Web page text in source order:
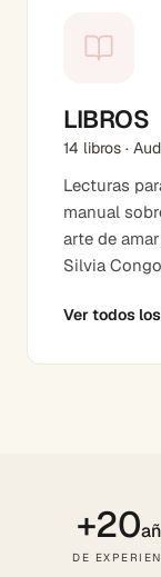
LIBROS
14 libros ·
Lecturas
manual
arte de
Silvia
Ver todos
+20
DE